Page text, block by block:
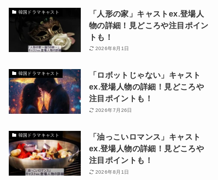
韓国ドラマキャスト
「人形の家」キャストex.登場人
物の詳細！見どころや注目ポイン
トも！
2026年8月1日
韓国ドラマキャスト
「ロボットじゃない」キャスト
ex.登場人物の詳細！見どころや
注目ポイントも！
2026年7月26日
韓国ドラマキャスト
「油っこいロマンス」キャスト
ex.登場人物の詳細！見どころや
注目ポイントも！
2026年8月1日